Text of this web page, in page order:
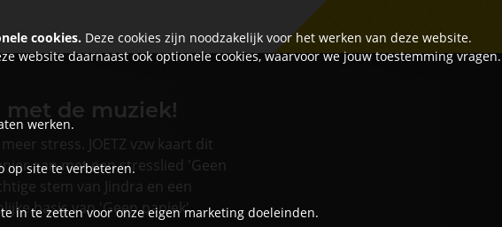
cookies. Deze cookies zijn noodzakelijk voor het werken van deze website.
website daarnaast ook optionele cookies, waarvoor we jouw toestemming vragen.
werken.
op site te verbeteren.
in te zetten voor onze eigen marketing doeleinden.
met de muziek!
stress. JOETZ vzw kaart dit
aan met een stresslied 'Geen
stem van Jindra en een
basis van 'Geen paniek'.